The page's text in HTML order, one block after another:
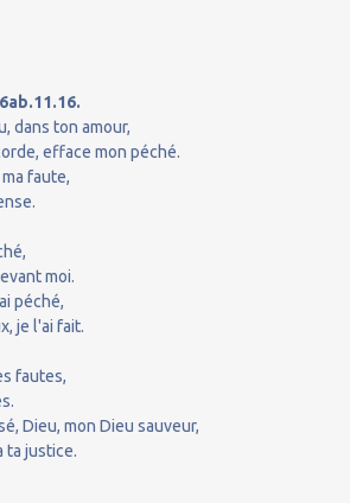
dans ton amour,
efface mon péché.
faute,
moi.
péché,
je l'ai fait.
fautes,
Dieu, mon Dieu sauveur,
ta justice.